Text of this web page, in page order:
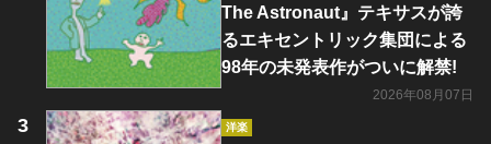
The Astronaut』テキサスが誇
るエキセントリック集団による
98年の未発表作がついに解禁!
2026年08月07日
洋楽